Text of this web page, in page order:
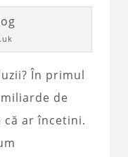
În primul
de
că ar încetini.